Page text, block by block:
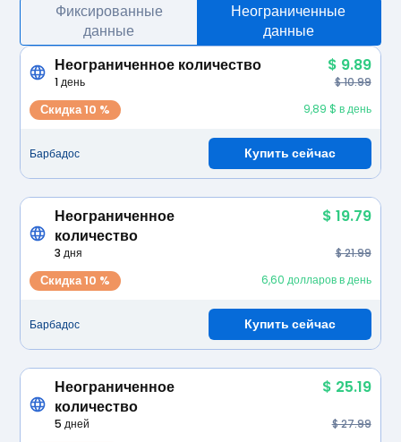
Фиксированные
данные
Неограниченные
данные
Неограниченное количество
$ 9.89
1 день $ 10.99
Скидка 10 % 9,89 $ в день
Барбадос Купить сейчас
Неограниченное
количество
$ 19.79
3 дня $ 21.99
Скидка 10 % 6,60 долларов в день
Барбадос Купить сейчас
Неограниченное
количество
$ 25.19
5 дней $ 27.99